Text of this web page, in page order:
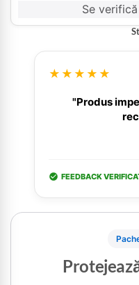
Se
★★★★★
"Produs
FEEDBACK